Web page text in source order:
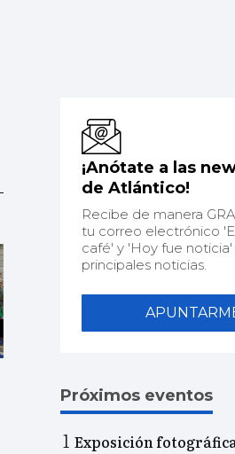
¡Anótate a las
de Atlántico!
Recibe de manera
tu correo electrónico
café' y 'Hoy fue noticia'
principales noticias.
Próximos eventos
Exposición